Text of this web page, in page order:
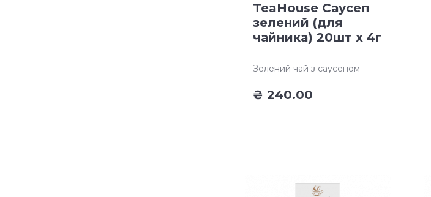
TeaHouse Саусеп
зелений (для
чайника) 20шт х 4г
Зелений чай з саусепом
₴ 240.00